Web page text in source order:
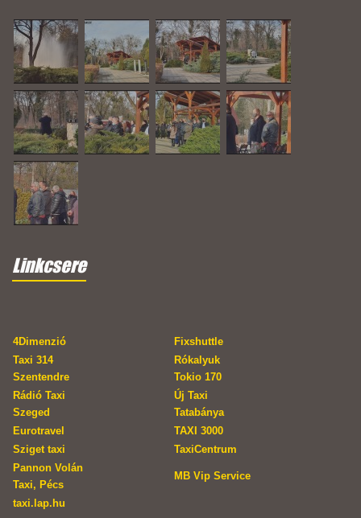
Linkcsere
4Dimenzió
Fixshuttle
Taxi 314
Szentendre
Rókalyuk
Tokio 170
Rádió Taxi
Szeged
Új Taxi
Tatabánya
Eurotravel
TAXI 3000
Sziget taxi
TaxiCentrum
Pannon Volán
Taxi, Pécs
MB Vip Service
taxi.lap.hu